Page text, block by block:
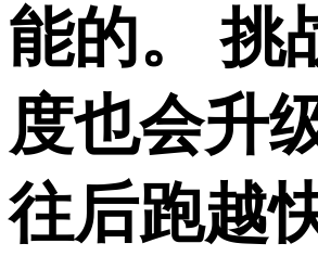
能的。 挑
度也会升
往后跑越